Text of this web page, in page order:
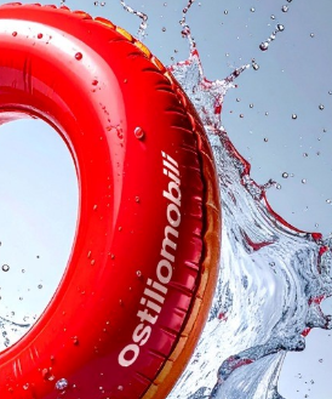
Suita 3 Seater Classic